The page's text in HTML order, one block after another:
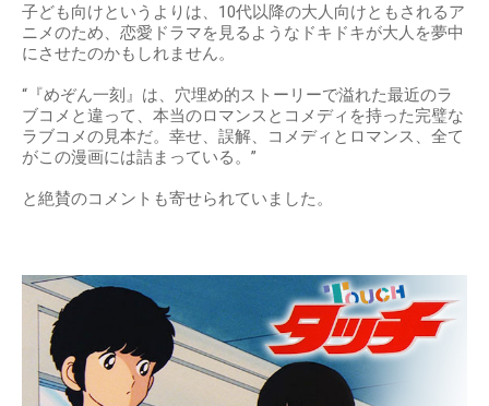
子ども向けというよりは、10代以降の大人向けともされるア
ニメのため、恋愛ドラマを見るようなドキドキが大人を夢中
にさせたのかもしれません。
“『めぞん一刻』は、穴埋め的ストーリーで溢れた最近のラ
ブコメと違って、本当のロマンスとコメディを持った完璧な
ラブコメの見本だ。幸せ、誤解、コメディとロマンス、全て
がこの漫画には詰まっている。”
と絶賛のコメントも寄せられていました。